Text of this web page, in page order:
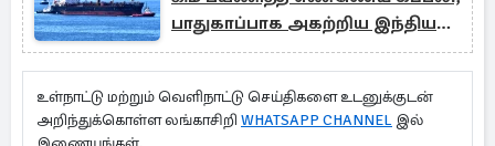
பாதுகாப்பாக அகற்றிய இந்திய
கடற்படை
உள்நாட்டு மற்றும் வெளிநாட்டு செய்திகளை உடனுக்குடன்
அறிந்துக்கொள்ள லங்காசிறி WHATSAPP CHANNEL இல்